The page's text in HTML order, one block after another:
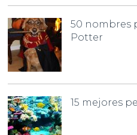
50 nombres
Potter
15 mejores